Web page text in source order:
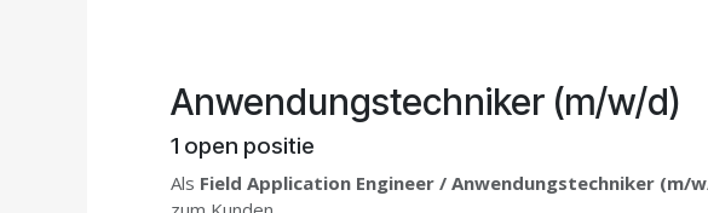
Anwendungstechniker (m/w/d)
1 open positie
Als Field Application Engineer / Anwendungstechniker (m/